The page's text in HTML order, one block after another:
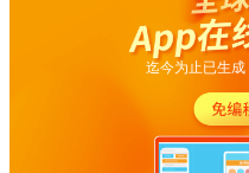
迄今为止已生成